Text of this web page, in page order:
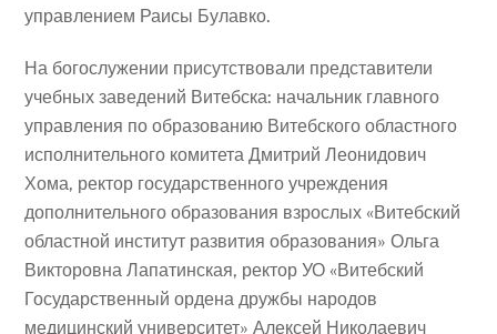
управлением Раисы Булавко.
На богослужении присутствовали представители
учебных заведений Витебска: начальник главного
управления по образованию Витебского областного
исполнительного комитета Дмитрий Леонидович
Хома, ректор государственного учреждения
дополнительного образования взрослых «Витебский
областной институт развития образования» Ольга
Викторовна Лапатинская, ректор УО «Витебский
Государственный ордена дружбы народов
медицинский университет» Алексей Николаевич